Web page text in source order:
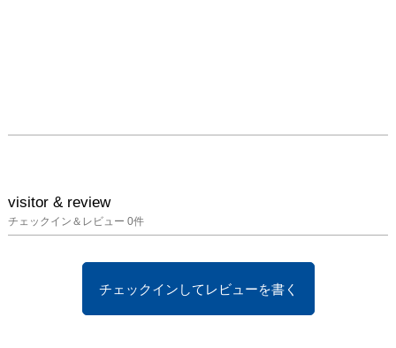
場所への移動時に体感す
るスケールを画面に落し
込みながら、「キャラク
ター」をよすがにしこの
絵画であると言えます。
宏美は東北初、そしてこ
visitor & review
チェックイン＆レビュー 0件
チェックインしてレビューを書く